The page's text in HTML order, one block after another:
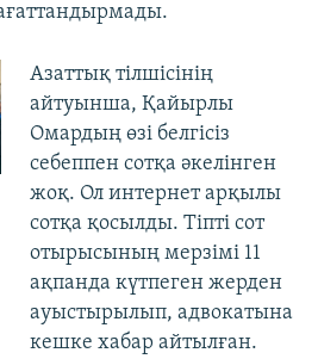
Азаттық тілшісінің
айтуынша, Қайырлы
Омардың өзі белгісіз
себеппен сотқа әкелінген
жоқ. Ол интернет арқылы
сотқа қосылды. Тіпті сот
отырысының мерзімі 11
ақпанда күтпеген жерден
ауыстырылып, адвокатына
кешке хабар айтылған.